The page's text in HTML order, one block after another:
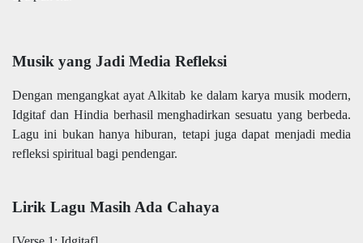
Musik yang Jadi Media Refleksi
Dengan mengangkat ayat Alkitab ke dalam karya musik modern,
Idgitaf dan Hindia berhasil menghadirkan sesuatu yang berbeda.
Lagu ini bukan hanya hiburan, tetapi juga dapat menjadi media
refleksi spiritual bagi pendengar.
Lirik Lagu Masih Ada Cahaya